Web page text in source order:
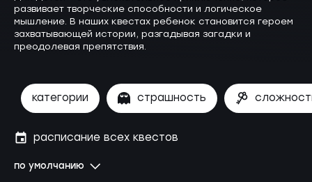
развивает творческие способности и логическое
мышление. В наших квестах ребенок становится героем
захватывающей истории, разгадывая загадки и
преодолевая препятствия.
категории страшность
по умолчанию
расписание всех квестов